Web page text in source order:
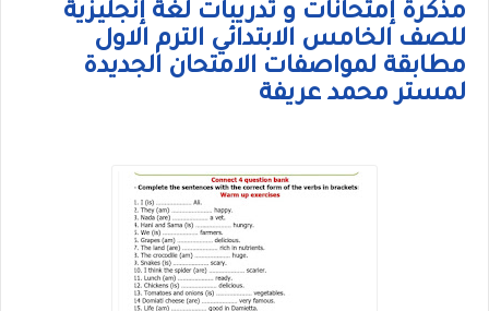
مذكرة إمتحانات و تدريبات لغة إنجليزية
للصف الخامس الابتدائي الترم الاول
مطابقة لمواصفات الامتحان الجديدة
لمستر محمد عريفة